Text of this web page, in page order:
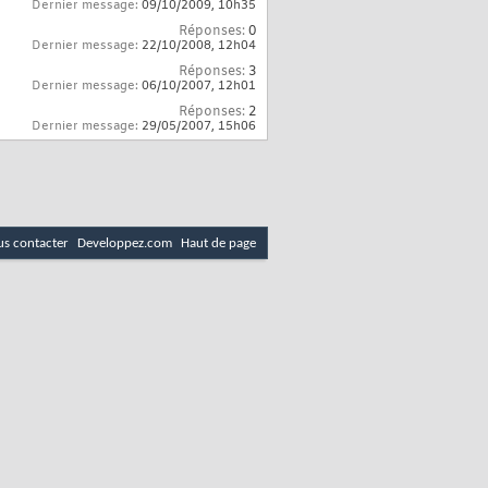
Dernier message: 09/10/2009, 10h35
Réponses:0
Dernier message: 22/10/2008, 12h04
Réponses: 3
Dernier message: 06/10/2007, 12h01
Réponses: 2
Dernier message: 29/05/2007, 15h06
contacter Developpez.com Haut de page